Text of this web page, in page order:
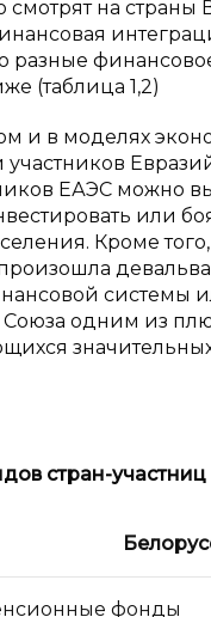
смотрят на
разные
(таблица 1,2)
и в моделях
ЕАЭС
или
Кроме
системы
одним из
стран-
фонды